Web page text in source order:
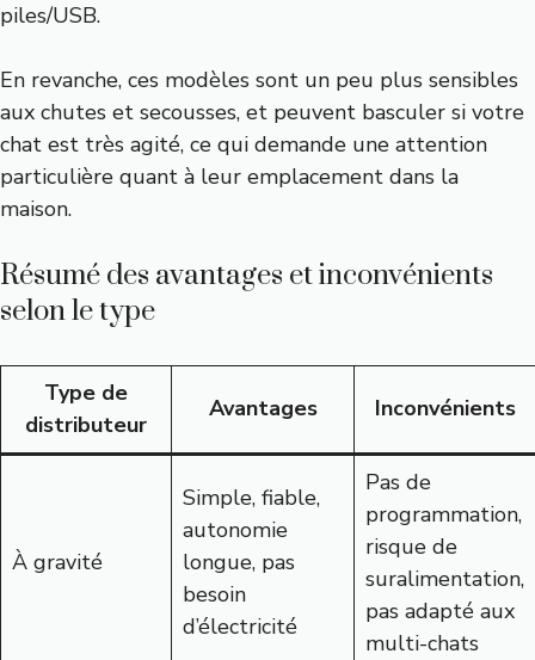
piles/USB.
En revanche, ces modèles sont un peu plus sensibles
aux chutes et secousses, et peuvent basculer si votre
chat est très agité, ce qui demande une attention
particulière quant à leur emplacement dans la
maison.
Résumé des avantages et inconvénients
selon le type
Type de
distributeur
Avantages Inconvénients
À gravité
Simple, fiable,
autonomie
longue, pas
besoin
d’électricité
Pas de
programmation,
risque de
suralimentation,
pas adapté aux
multi-chats